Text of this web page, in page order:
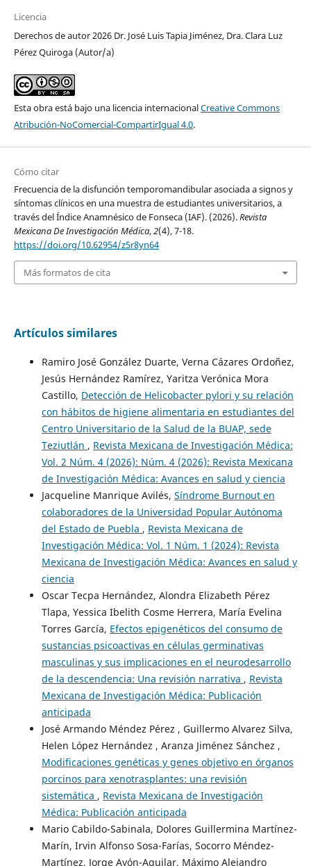
Licencia
Derechos de autor 2026 Dr. José Luis Tapia Jiménez, Dra. Clara Luz
Pérez Quiroga (Autor/a)
Esta obra está bajo una licencia internacionalCreative Commons
Atribución-NoComercial-CompartirIgual 4.0.
Cómo citar
Frecuencia de la disfunción temporomandibular asociada a signos y
síntomas clínicos en una muestra de estudiantes universitarios, a
través del Índice Anamnésico de Fonseca (IAF). (2026).Revista
Mexicana De Investigación Médica,2(4), 7-18.
https://doi.org/10.62954/z5r8yn64
Más formatos de cita
Artículos similares
Ramiro José González Duarte, Verna Cázares Ordoñez,
Jesús Hernández Ramírez, Yaritza Verónica Mora
Castillo, Detección de Helicobacter pylori y su relación
con hábitos de higiene alimentaria en estudiantes del
Centro Universitario de la Salud de la BUAP, sede
Teziutlán , Revista Mexicana de Investigación Médica:
Vol. 2 Núm. 4 (2026): Núm. 4 (2026): Revista Mexicana
de Investigación Médica: Avances en salud y ciencia
Jacqueline Manrique Avilés, Síndrome Burnout en
colaboradores de la Universidad Popular Autónoma
del Estado de Puebla , Revista Mexicana de
Investigación Médica: Vol. 1 Núm. 1 (2024): Revista
Mexicana de Investigación Médica: Avances en salud y
ciencia
Oscar Tecpa Hernández, Alondra Elizabeth Pérez
Tlapa, Yessica Ibelith Cosme Herrera, María Evelina
Torres García, Efectos epigenéticos del consumo de
sustancias psicoactivas en células germinativas
masculinas y sus implicaciones en el neurodesarrollo
de la descendencia: Una revisión narrativa , Revista
Mexicana de Investigación Médica: Publicación
anticipada
José Armando Méndez Pérez , Guillermo Alvarez Silva,
Helen López Hernández , Aranza Jiménez Sánchez ,
Modificaciones genéticas y genes objetivo en órganos
porcinos para xenotrasplantes: una revisión
sistemática , Revista Mexicana de Investigación
Médica: Publicación anticipada
Mario Cabildo-Sabinala, Dolores Guillermina Martínez-
Marín, Irvin Alfonso Sosa-Farías, Socorro Méndez-
Martínez, Jorge Ayón-Aguilar, Máximo Alejandro